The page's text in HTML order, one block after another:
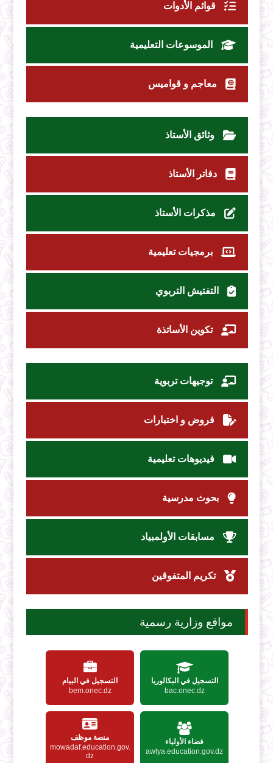
قوائم الأدوات
الموسوعات التعليمية
معاجم و قواميس
وثائق الأستاذ
دفاتر الأستاذ
مذكرات الأستاذ
برمجيات تعليمية
التفتيش التربوي
تكوين الأساتذة
توجيهات تربوية
فروض و اختبارات
فيديوهات تعليمية
بحوث مدرسية
مسابقات الأولمبياد
تكريم المتفوقين
مواقع وزارية رسمية
التسجيل في البكالوريا
bac.onec.dz
التسجيل في البيام
bem.onec.dz
فضاء الأولياء
awlya.education.gov.dz
منصة موظف
mowadaf.education.gov.
dz